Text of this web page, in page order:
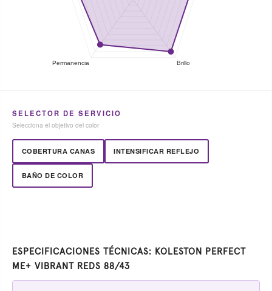
SELECTOR DE SERVICIO
Selecciona el objetivo del color
COBERTURA CANAS INTENSIFICAR REFLEJO
BAÑO DE COLOR
ESPECIFICACIONES TÉCNICAS: KOLESTON PERFECT
ME+ VIBRANT REDS 88/43